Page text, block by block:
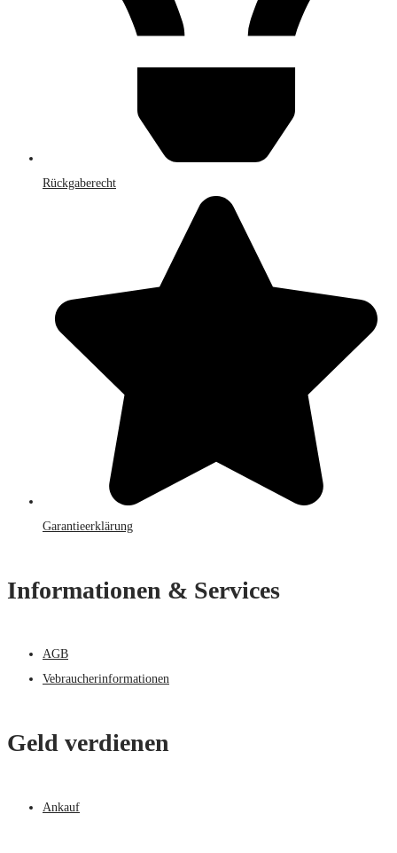
Rückgaberecht
Garantieerklärung
Informationen & Services
AGB
Vebraucherinformationen
Geld verdienen
Ankauf